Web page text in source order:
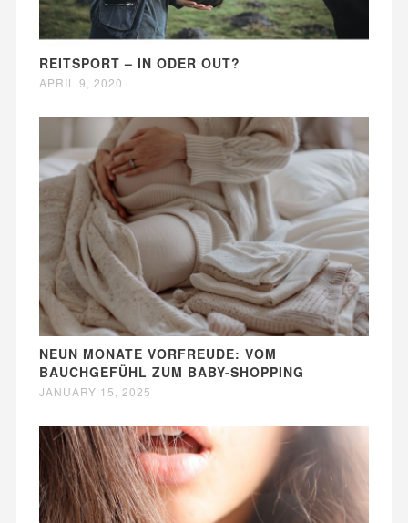
REITSPORT – IN ODER OUT?
APRIL 9, 2020
NEUN MONATE VORFREUDE: VOM
BAUCHGEFÜHL ZUM BABY-SHOPPING
JANUARY 15, 2025